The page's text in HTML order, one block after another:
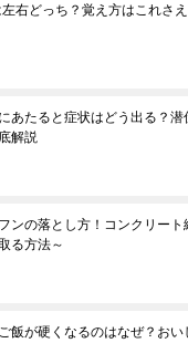
左右どっち？覚え方はこれさ
あたると症状はどう出る？
解説
ンの落とし方！コンクリート
る方法～
飯が硬くなるのはなぜ？お